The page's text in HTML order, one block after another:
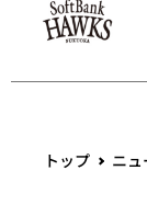
トップ ニュ